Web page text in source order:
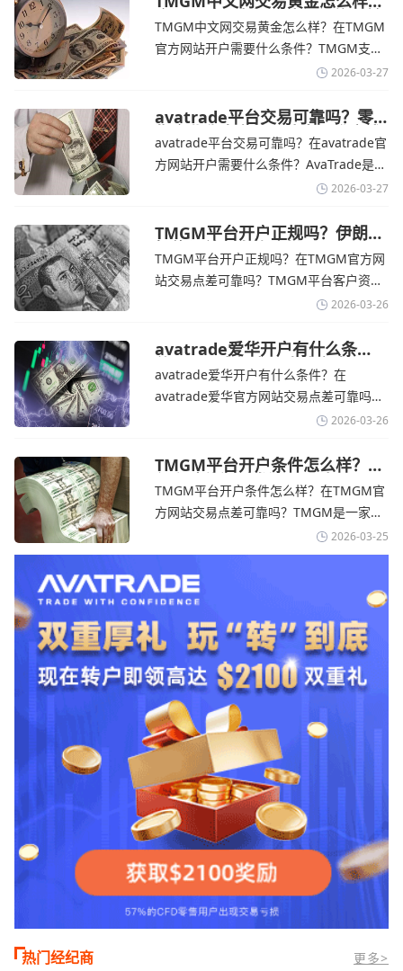
金价下跌，市场评估伊朗停火前
景-TMGM官网
TMGM中文网交易黄金怎么样？在TMGM
官方网站开户需要什么条件？‌‌‌TMGM支持
全球主流的MT4/MT5平台，同时提供功能
险管理工具。通过TMGM官网交易资讯了
解，金价周四回落，受​美元走强和油价上
涨，使通胀担忧保持不变‌对加息的持续预
2026-03-27
avatrade平台交易可靠吗？零
售企业称中东地区冲突正推高成
本avatrade官网
avatrade平台交易可靠吗？在avatrade官
方网站开户需要什么条件？‌‌‌AvaTrade是一
个在交易优势和可靠性两方面都非常均衡
在学习和探索中成长的新手交易者。通过
avatrade官网交易资讯了解，零售企业警
告称，中东地区的冲突正在推高成本，如
2026-03-27
TMGM平台开户正规吗？伊朗仍
拒绝与美国直接谈判-TMGM官
网
TMGM平台开户正规吗？在TMGM官方网
站交易点差可靠吗？‌‌‌TMGM平台客户资金
存放在澳大利亚国民银行等顶级银行的独
TMGM官网交易资讯了解，伊朗外交部长
表示，尽管德黑兰高级官员正在审查美国
结束战争的提议
2026-03-26
avatrade爱华开户有什么条
件？亚洲市场交易喜忧参半-
avatrade爱华官网
avatrade爱华开户有什么条件？在
avatrade爱华官方网站交易点差可靠吗？‌‌‌
avatrade爱华平台的新手可以用很小的成
标准的MT4、MT5，以及自研的
AvaTradeGO和AvaOptions。通过
avatrade爱华官网交易资讯了解，据伊朗
2026-03-26
TMGM平台开户条件怎么样？美
伊和谈传闻引发油价暴跌-
TMGM官网
TMGM平台开户条件怎么样？在TMGM官
方网站交易点差可靠吗？‌‌‌TMGM是一家交
易成本极低、产品极其丰富、ASIC监管
+千万保险加持的全球知名经纪商，特别适
合活跃交易者和股票CFD投资者。通过
TMGM官网交易资讯了解，周三亚洲交易
时段,油价暴跌逾6%,布伦特原油跌破每桶
100美元
2026-03-25
热门经纪商 更多>